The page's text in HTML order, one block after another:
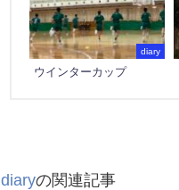
diary
ウインターカップ
diaryの関連記事